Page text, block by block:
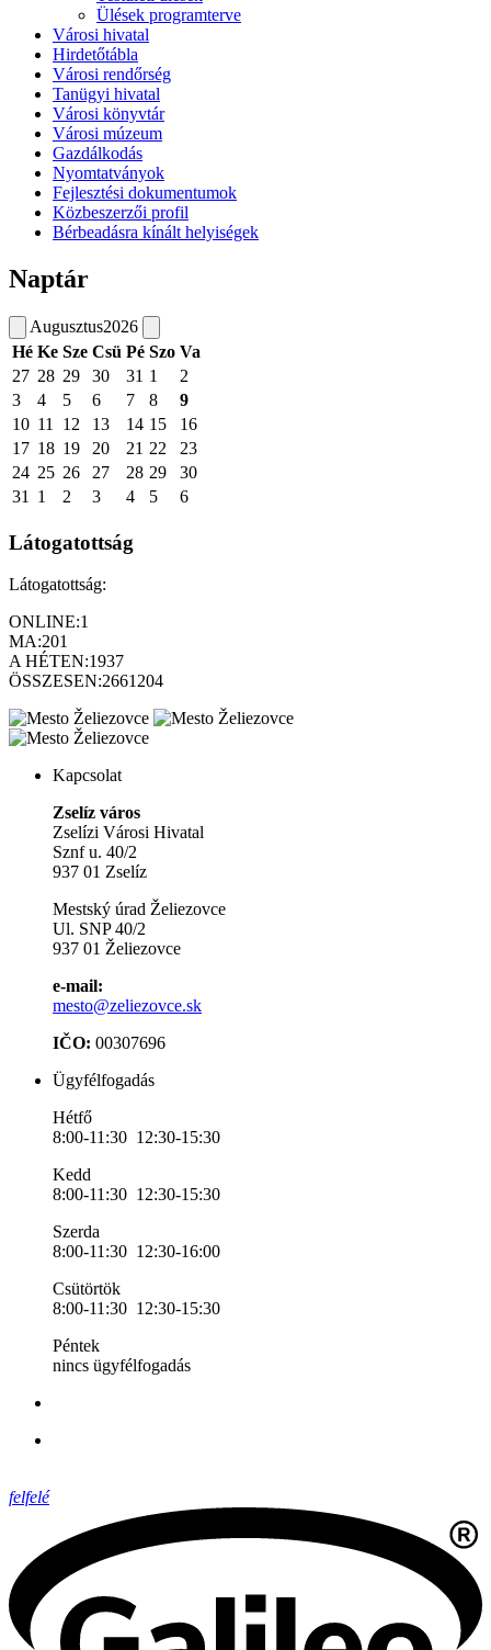
Ülések programterve
Városi hivatal
Hirdetőtábla
Városi rendőrség
Tanügyi hivatal
Városi könyvtár
Városi múzeum
Gazdálkodás
Nyomtatványok
Fejlesztési dokumentumok
Közbeszerzői profil
Bérbeadásra kínált helyiségek
Naptár
Augusztus2026
Hé Ke Sze Csü Pé Szo Va
27 28 29 30 31 1
2
3
4 5 6 7 8
9
10 11 12 13 14 15
16
17 18 19 20 21 22
23
24 25 26 27 28 29
30
31
1 2 3 4 5 6
Látogatottság
Látogatottság:
ONLINE:1
MA:201
A HÉTEN:1937
ÖSSZESEN:2661204
Kapcsolat
Zselíz város
Zselízi Városi Hivatal
Sznf u. 40/2
937 01 Zselíz
Mestský úrad Želiezovce
Ul. SNP 40/2
937 01 Želiezovce
e-mail:
mesto@zeliezovce.sk
IČO: 00307696
Ügyfélfogadás
Hétfő
8:00-11:30 12:30-15:30
Kedd
8:00-11:30 12:30-15:30
Szerda
8:00-11:30 12:30-16:00
Csütörtök
8:00-11:30 12:30-15:30
Péntek
nincs ügyfélfogadás
felfelé